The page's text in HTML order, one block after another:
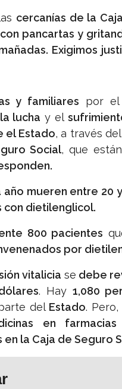
cercanías de la
pancartas y
Exigimos
y familiares por el
lucha y el
el Estado, a través
Social, que están
mueren entre 20
con dietilenglicol.
800 pacientes
por
vitalicia se debe
. Hay 1,080
delEstado.
en farmacias
la Caja de Seguro